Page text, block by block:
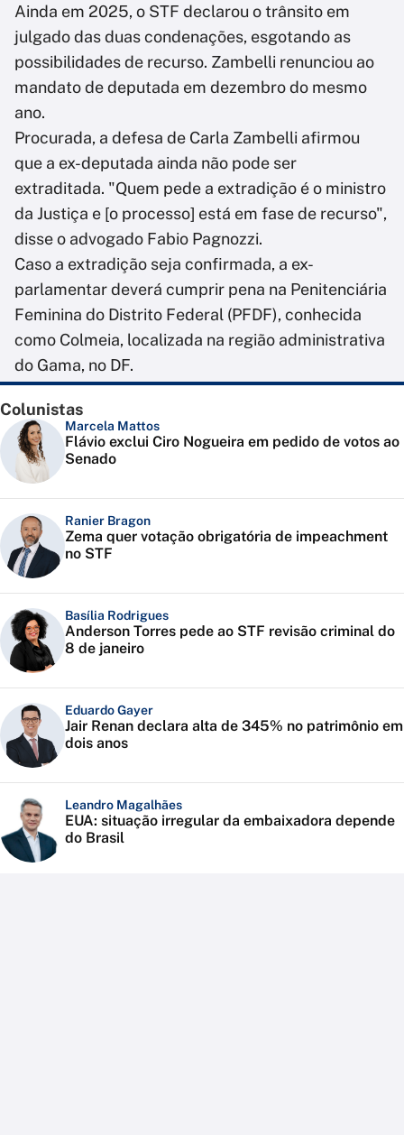
Ainda em 2025, o STF declarou o trânsito em
julgado das duas condenações, esgotando as
possibilidades de recurso. Zambelli renunciou ao
mandato de deputada em dezembro do mesmo
ano.
Procurada, a defesa de Carla Zambelli afirmou
que a ex-deputada ainda não pode ser
extraditada. "Quem pede a extradição é o ministro
da Justiça e [o processo] está em fase de recurso",
disse o advogado Fabio Pagnozzi.
Caso a extradição seja confirmada, a ex-
parlamentar deverá cumprir pena na Penitenciária
Feminina do Distrito Federal (PFDF), conhecida
como Colmeia, localizada na região administrativa
do Gama, no DF.
Colunistas
Marcela Mattos
Flávio exclui Ciro Nogueira em pedido de votos ao
Senado
Ranier Bragon
Zema quer votação obrigatória de impeachment
no STF
Basília Rodrigues
Anderson Torres pede ao STF revisão criminal do
8 de janeiro
Eduardo Gayer
Jair Renan declara alta de 345% no patrimônio em
dois anos
Leandro Magalhães
EUA: situação irregular da embaixadora depende
do Brasil